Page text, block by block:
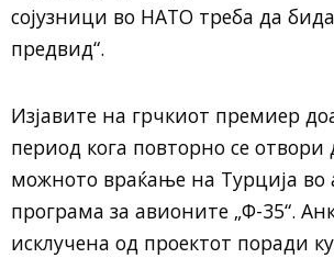
сојузници во НАТО треба да
предвид“.
Изјавите на грчкиот премиер
период кога повторно се отвори
можното враќање на Турција во
програма за авионите „Ф-35“.
исклучена од проектот поради